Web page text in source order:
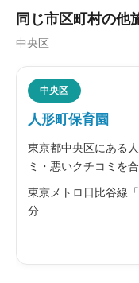
ニックネーム
※本名や誤解される名
同じ市区町村の他
中央区
中央区
人形町保育園
東京都中央区にある
ミ・悪いクチコミを
す。中央区が運営す
保育所で、0歳児は生
ます。1・2歳児と3歳
東京メトロ日比谷線
分